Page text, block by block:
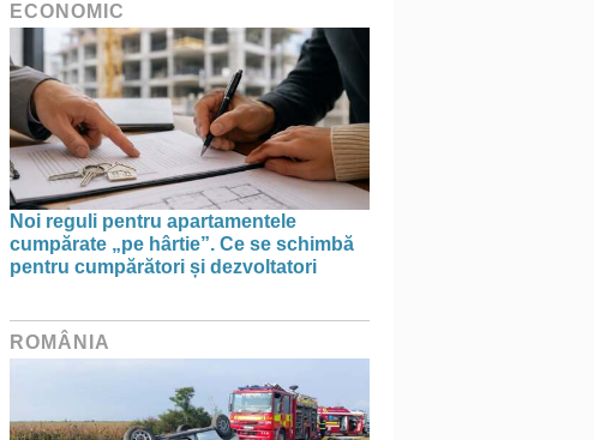
ECONOMIC
Noi reguli pentru apartamentele
cumpărate „pe hârtie”. Ce se schimbă
pentru cumpărători și dezvoltatori
ROMÂNIA